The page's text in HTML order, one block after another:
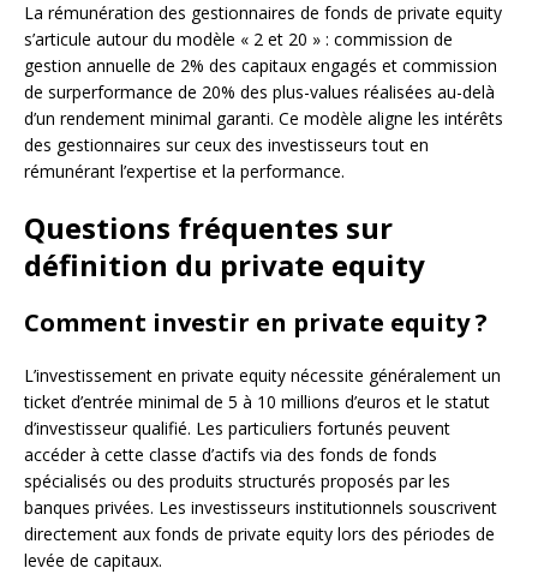
La rémunération des gestionnaires de fonds de private equity
s’articule autour du modèle « 2 et 20 » : commission de
gestion annuelle de 2% des capitaux engagés et commission
de surperformance de 20% des plus-values réalisées au-delà
d’un rendement minimal garanti. Ce modèle aligne les intérêts
des gestionnaires sur ceux des investisseurs tout en
rémunérant l’expertise et la performance.
Questions fréquentes sur
définition du private equity
Comment investir en private equity ?
L’investissement en private equity nécessite généralement un
ticket d’entrée minimal de 5 à 10 millions d’euros et le statut
d’investisseur qualifié. Les particuliers fortunés peuvent
accéder à cette classe d’actifs via des fonds de fonds
spécialisés ou des produits structurés proposés par les
banques privées. Les investisseurs institutionnels souscrivent
directement aux fonds de private equity lors des périodes de
levée de capitaux.